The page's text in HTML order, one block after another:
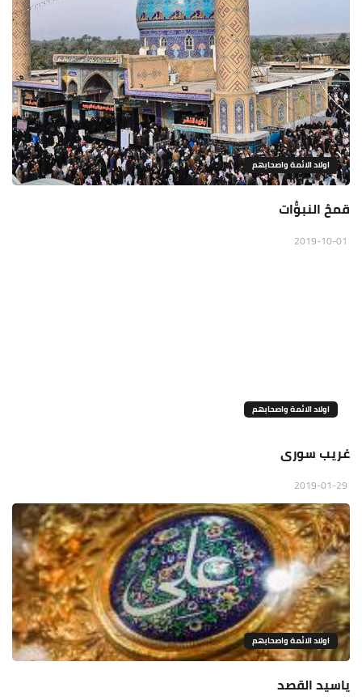
اولاد الائمة واصحابهم
قمحُ النبوُّات
اولاد الائمة واصحابهم
غريب سورى
اولاد الائمة واصحابهم
ياسيد القصد